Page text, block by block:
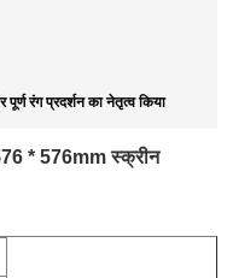
रंग प्रदर्शन का नेतृत्व किया
* 576mm स्क्रीन